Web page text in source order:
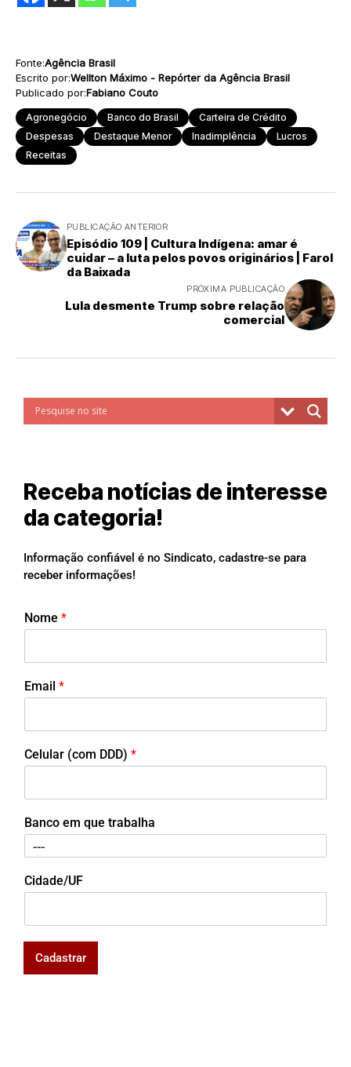
Fonte:Agência Brasil
Escrito por:Wellton Máximo - Repórter da Agência Brasil
Publicado por:Fabiano Couto
Agronegócio Banco do Brasil
Carteira de Crédito
Despesas
Destaque Menor Inadimplência
Lucros
Receitas
PUBLICAÇÃO ANTERIOR
Episódio 109 | Cultura Indígena: amar é
cuidar – a luta pelos povos originários | Farol
da Baixada
PRÓXIMA PUBLICAÇÃO
Lula desmente Trump sobre relação
comercial
Receba notícias de interesse
da categoria!
Informação confiável é no Sindicato, cadastre-se para
receber informações!
Nome *
Email *
Celular (com DDD) *
Banco em que trabalha
Cidade/UF
Cadastrar